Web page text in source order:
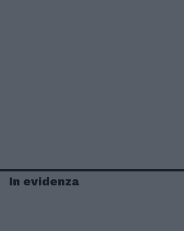
In evidenza